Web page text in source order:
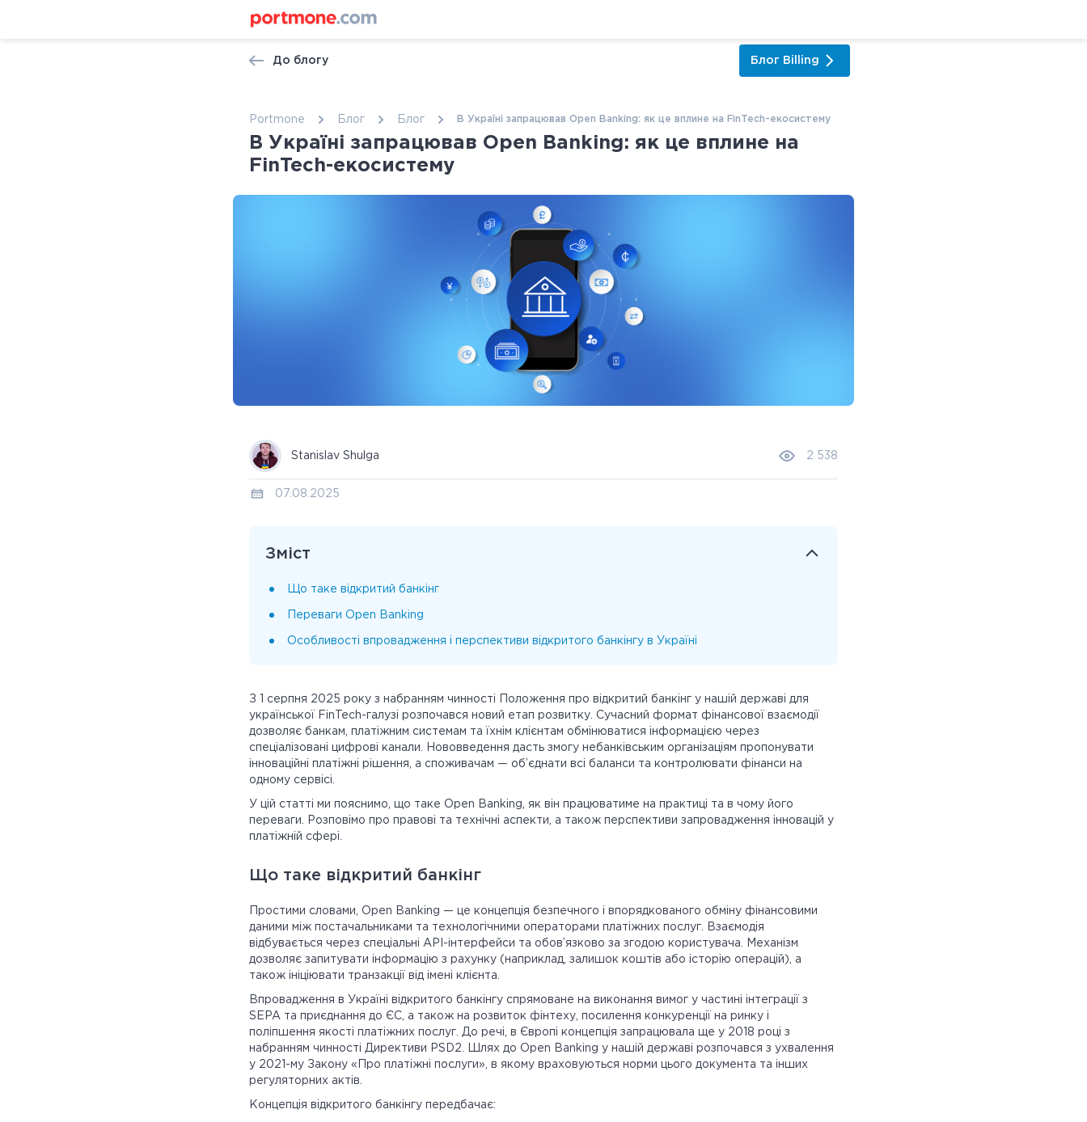
До блогу Блог Billing
Portmone Блог Блог В Україні запрацював Open Banking: як це вплине на FinTech-екосистему
В Україні запрацював Open Banking: як це вплине на
FinTech-екосистему
Stanislav Shulga 2 538
07.08.2025
Зміст
Що таке відкритий банкінг
Переваги Open Banking
Особливості впровадження і перспективи відкритого банкінгу в Україні
З 1 серпня 2025 року з набранням чинності Положення про відкритий банкінг у нашій державі для
української FinTech-галузі розпочався новий етап розвитку. Сучасний формат фінансової взаємодії
дозволяє банкам, платіжним системам та їхнім клієнтам обмінюватися інформацією через
спеціалізовані цифрові канали. Нововведення дасть змогу небанківським організаціям пропонувати
інноваційні платіжні рішення, а споживачам — об’єднати всі баланси та контролювати фінанси на
одному сервісі.
У цій статті ми пояснимо, що таке Open Banking, як він працюватиме на практиці та в чому його
переваги. Розповімо про правові та технічні аспекти, а також перспективи запровадження інновацій у
платіжній сфері.
Що таке відкритий банкінг
Простими словами, Open Banking — це концепція безпечного і впорядкованого обміну фінансовими
даними між постачальниками та технологічними операторами платіжних послуг. Взаємодія
відбувається через спеціальні API-інтерфейси та обов’язково за згодою користувача. Механізм
дозволяє запитувати інформацію з рахунку (наприклад, залишок коштів або історію операцій), а
також ініціювати транзакції від імені клієнта.
Впровадження в Україні відкритого банкінгу спрямоване на виконання вимог у частині інтеграції з
SEPA та приєднання до ЄС, а також на розвиток фінтеху, посилення конкуренції на ринку і
поліпшення якості платіжних послуг. До речі, в Європі концепція запрацювала ще у 2018 році з
набранням чинності Директиви PSD2. Шлях до Open Banking у нашій державі розпочався з ухвалення
у 2021-му Закону «Про платіжні послуги», в якому враховуються норми цього документа та інших
регуляторних актів.
Концепція відкритого банкінгу передбачає: